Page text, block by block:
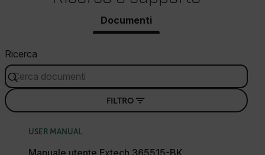
Documenti
Ricerca
FILTRO
USER MANUAL
Manuale utente Extech 365515-BK